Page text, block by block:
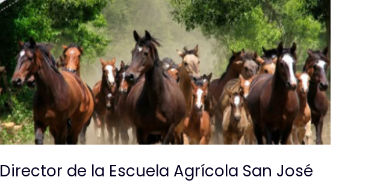
Director de la Escuela Agrícola San José